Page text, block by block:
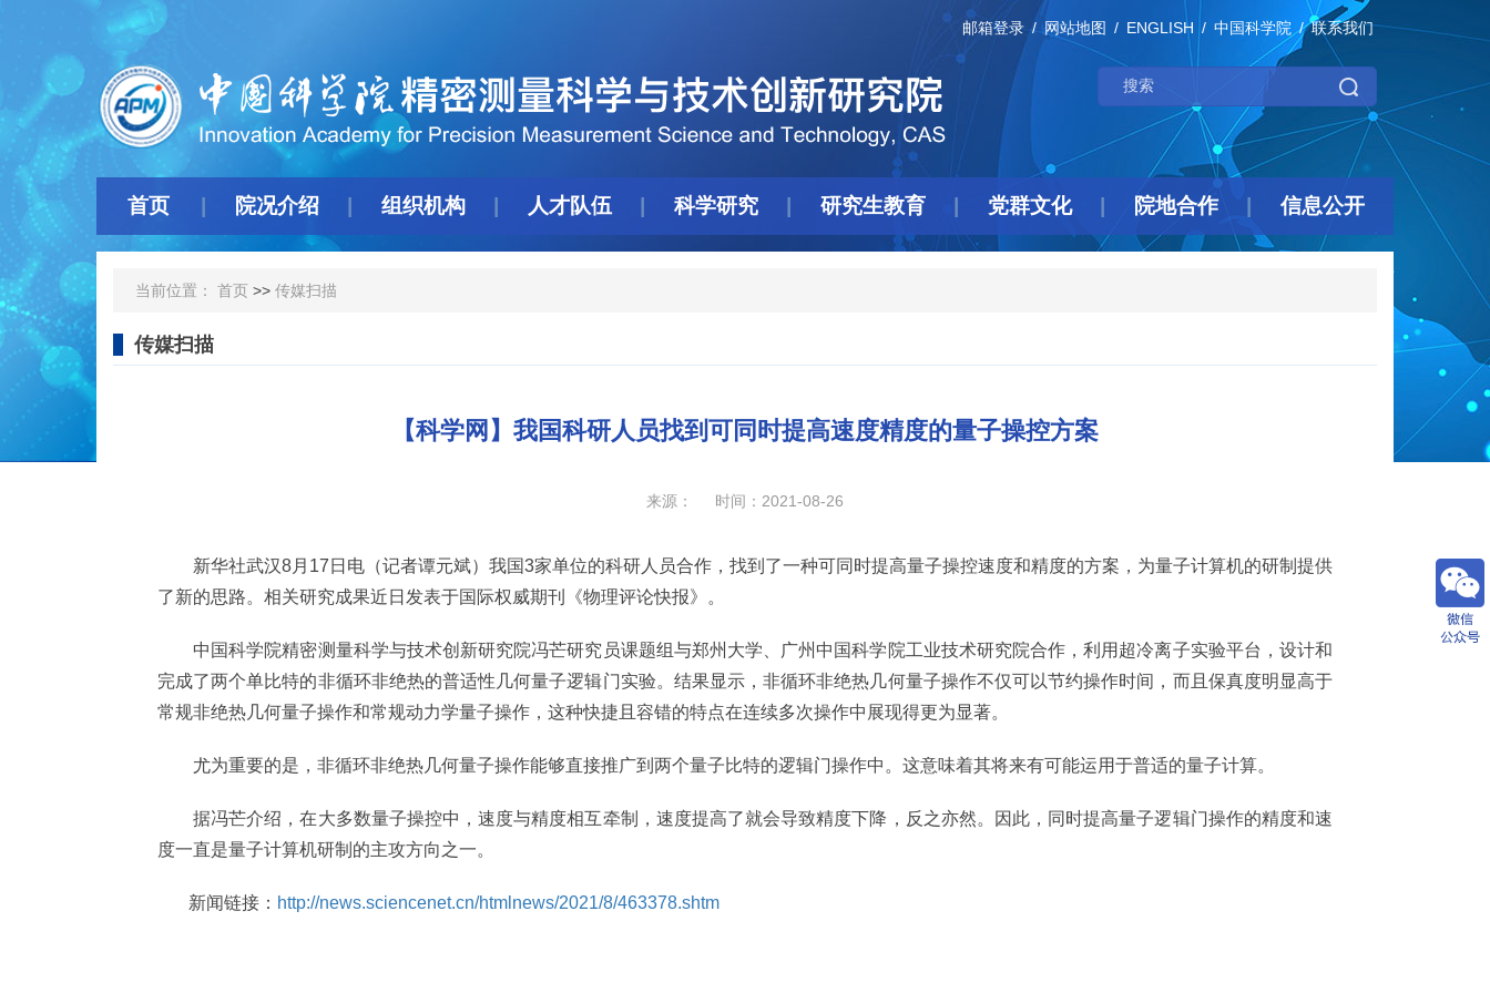
邮箱登录 网站地图 ENGLISH 中国科学院 联系我们
首页 院况介绍 组织机构 人才队伍 科学研究 研究生教育 党群文化 院地合作 信息公开
当前位置： 首页 >> 传媒扫描
传媒扫描
【科学网】我国科研人员找到可同时提高速度精度的量子操控方案
来源： 时间：2021-08-26
新华社武汉8月17日电（记者谭元斌）我国3家单位的科研人员合作，找到了一种可同时提高量子操控速度和精度的方案，为量子计算机的研制提供
了新的思路。相关研究成果近日发表于国际权威期刊《物理评论快报》。
中国科学院精密测量科学与技术创新研究院冯芒研究员课题组与郑州大学、广州中国科学院工业技术研究院合作，利用超冷离子实验平台，设计和
完成了两个单比特的非循环非绝热的普适性几何量子逻辑门实验。结果显示，非循环非绝热几何量子操作不仅可以节约操作时间，而且保真度明显高于
常规非绝热几何量子操作和常规动力学量子操作，这种快捷且容错的特点在连续多次操作中展现得更为显著。
尤为重要的是，非循环非绝热几何量子操作能够直接推广到两个量子比特的逻辑门操作中。这意味着其将来有可能运用于普适的量子计算。
据冯芒介绍，在大多数量子操控中，速度与精度相互牵制，速度提高了就会导致精度下降，反之亦然。因此，同时提高量子逻辑门操作的精度和速
度一直是量子计算机研制的主攻方向之一。
新闻链接： http://news.sciencenet.cn/htmlnews/2021/8/463378.shtm